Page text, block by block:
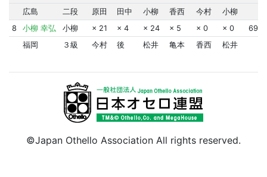
広島
二段 原田 田中 小柳 香西 今村
小柳
8
小柳 幸弘 小柳 × 21 × 4 × 24 × 5 × 0 × 0
福岡
３級 今村 後 松井 亀本 香西 松井
©Japan Othello Association All rights reserved.